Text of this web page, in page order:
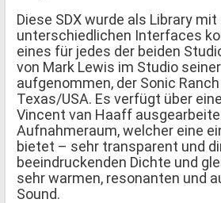
Diese SDX wurde als Library mit
unterschiedlichen Interfaces
eines für jedes der beiden
von Mark Lewis im Studio
aufgenommen, der Sonic
Texas/USA. Es verfügt über
Vincent van Haaff
Aufnahmeraum, welcher eine
bietet – sehr transparent und
beeindruckenden Dichte und
sehr warmen, resonanten und
Sound.